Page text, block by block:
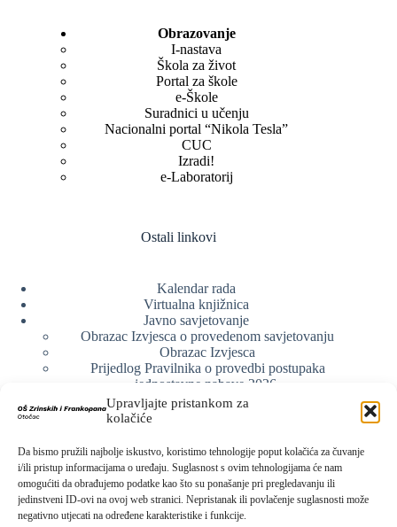
Upravljajte pristankom za
kolačiće
Da bismo pružili najbolje iskustvo, koristimo tehnologije poput kolačića za čuvanje
i/ili pristup informacijama o uređaju. Suglasnost s ovim tehnologijama će nam
omogućiti da obrađujemo podatke kao što su ponašanje pri pregledavanju ili
jedinstveni ID-ovi na ovoj web stranici. Nepristanak ili povlačenje suglasnosti može
negativno utjecati na određene karakteristike i funkcije.
Obrazovanje
I-nastava
Škola za život
Portal za škole
e-Škole
Suradnici u učenju
Nacionalni portal “Nikola Tesla”
CUC
Izradi!
e-Laboratorij
Ostali linkovi
Kalendar rada
Virtualna knjižnica
Javno savjetovanje
Obrazac Izvjesca o provedenom savjetovanju
Obrazac Izvjesca
Prijedlog Pravilnika o provedbi postupaka
jednostavne nabave 2026.
Obrazlozenje uz prijedlog Pravilnika o provedbi
postupka jednostavne nabave
Web arhiva
Politika o zaštiti privatnosti